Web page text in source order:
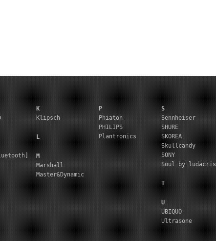
K
Klipsch
L
M
Marshall
Master&Dynamic
P
Phiaton
PHILIPS
Plantronics
S
Sennheiser
SHURE
SKOREA
Skullcandy
SONY
Soul by ludacris
T
U
UBIQUO
Ultrasone